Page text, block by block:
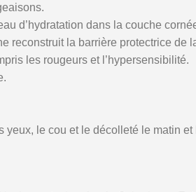
d’hydratation dans la couche
reconstruit la barrière protectrice de
les rougeurs et l’hypersensibilité.
le cou et le décolleté le matin